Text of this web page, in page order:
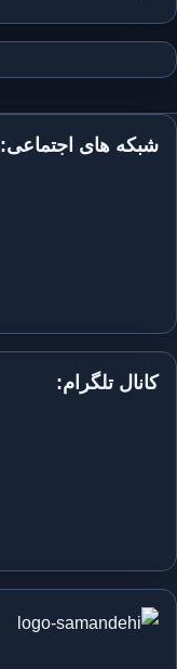
شبکه های اجتماعی:
کانال تلگرام: